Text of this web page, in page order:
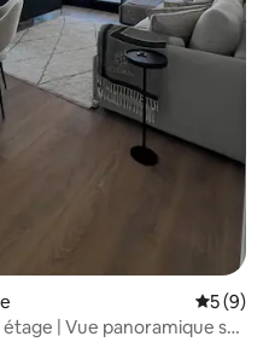
5 (9)
| Vue panoramique sur